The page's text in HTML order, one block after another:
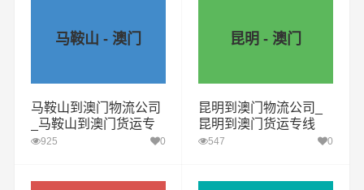
马鞍山 - 澳门
马鞍山到澳门物流公司
_马鞍山到澳门货运专
线925 0
昆明 - 澳门
昆明到澳门物流公司_
昆明到澳门货运专线
547 0